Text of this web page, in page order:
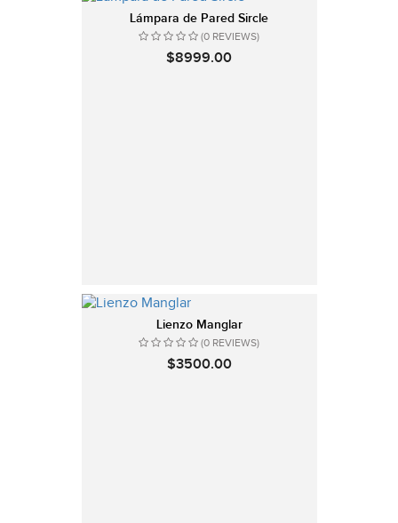
Lámpara de Pared Sircle
(0 REVIEWS)
$8999.00
Lienzo Manglar
(0 REVIEWS)
$3500.00